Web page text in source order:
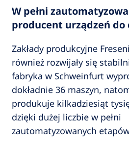
W pełni
producent urządzeń do
Zakłady produkcyjne
również rozwijały się
fabryka w Schweinfurt
dokładnie 36 maszyn,
produkuje kilkadziesiąt
dzięki dużej liczbie w pełni
zautomatyzowanych